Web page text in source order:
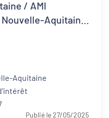
/ AMI
Aquitaine
Aquitaine
Publié le 27/05/2025